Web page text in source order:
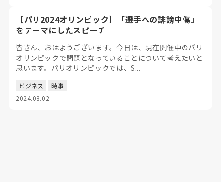
【パリ2024オリンピック】「選手への誹謗中傷」
をテーマにしたスピーチ
皆さん、おはようございます。今日は、現在開催中のパリ
オリンピックで問題となっていることについて考えたいと
思います。パリオリンピックでは、S...
ビジネス
時事
2024.08.02